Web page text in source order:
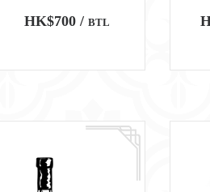
HK$700 / BTL